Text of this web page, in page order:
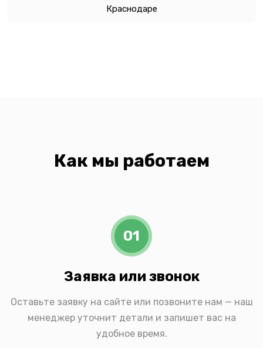
Краснодаре
Как мы работаем
01
Заявка или звонок
Оставьте заявку на сайте или позвоните нам — наш
менеджер уточнит детали и запишет вас на
удобное время.